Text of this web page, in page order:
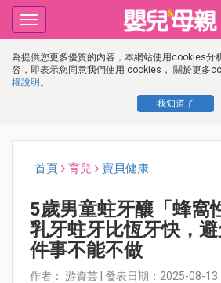
為提供您更多優質的內容，本網站使用cookies分
容，即表示您同意我們使用 cookies， 關於更多
權說明 。
我知道了
Toggle
navigation
首頁 育兒 寶貝健康
5歲男童蛀牙釀「蜂窩
乳牙蛀牙比恆牙快，
件事不能不做
作者： 游資芸 | 發表日期：2025-08-13